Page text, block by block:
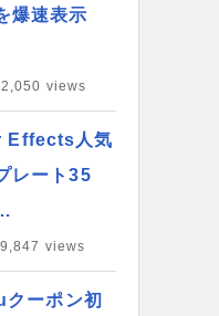
爆速表示
views
Effects人気
レート35
views
クーポン初